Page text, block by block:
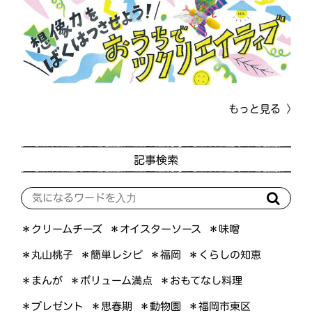
もっと見る
記事検索
＊クリームチーズ ＊オイスターソース ＊味噌
＊丸山桃子 ＊簡単レシピ ＊福岡 ＊くらしの知恵
＊まんが ＊ボリューム満点 ＊おもてなし料理
＊プレゼント ＊思春期 ＊動物園 ＊福岡市東区